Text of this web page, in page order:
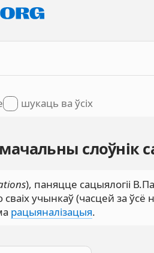
шукаць ва ўсіх
слоўнік
), паняцце сацыялогіі
учынкаў (часцей за
рацыяналізацыя.